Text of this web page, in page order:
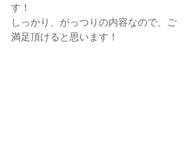
す！
しっかり、がっつりの内容なので、ご
満足頂けると思います！